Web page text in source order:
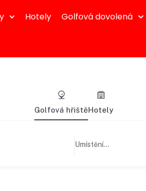
Hotely Golfová dovolená
Golfová hřištěHotely